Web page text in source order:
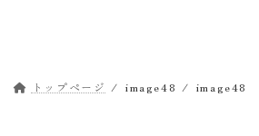
トップページ image48 image48